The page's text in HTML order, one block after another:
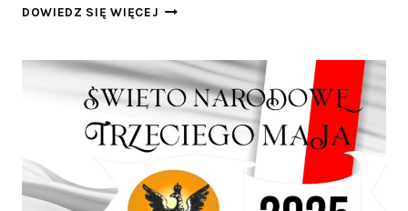
DOWIEDZ SIĘ WIĘCEJ STARACHOWICE
DZIĘKI
MIESZKAŃCOM
ENERGOOSZCZĘDNY
SPRZĘT
AGD
DO
LOKALNYCH